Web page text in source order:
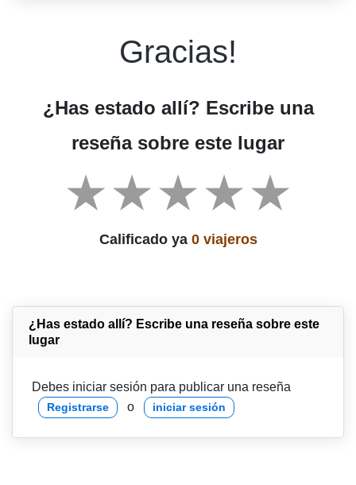
Gracias!
¿Has estado allí? Escribe una
reseña sobre este lugar
Calificado ya 0 viajeros
¿Has estado allí? Escribe una reseña sobre este
lugar
Debes iniciar sesión para publicar una reseña
Registrarse o iniciar sesión